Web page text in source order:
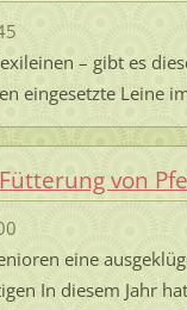
– gibt es
eingesetzte Leine
von
eine
In diesem Jahr